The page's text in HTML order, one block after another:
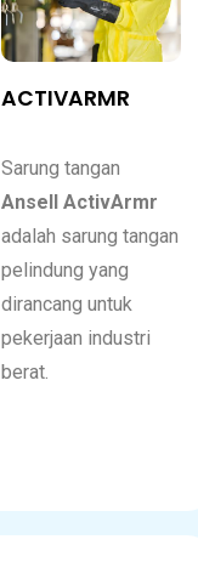
ACTIVARMR
Sarung tangan
Ansell ActivArmr
adalah sarung tangan
pelindung yang
dirancang untuk
pekerjaan industri
berat.